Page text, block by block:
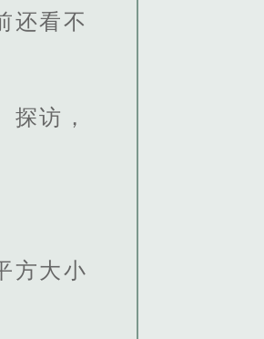
还看不
访，
方大小